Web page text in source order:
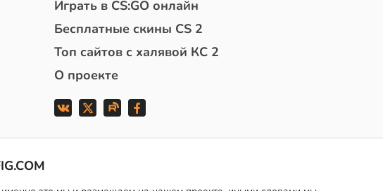
Играть в CS:GO онлайн
Бесплатные скины CS 2
Топ сайтов с халявой КС 2
О проекте